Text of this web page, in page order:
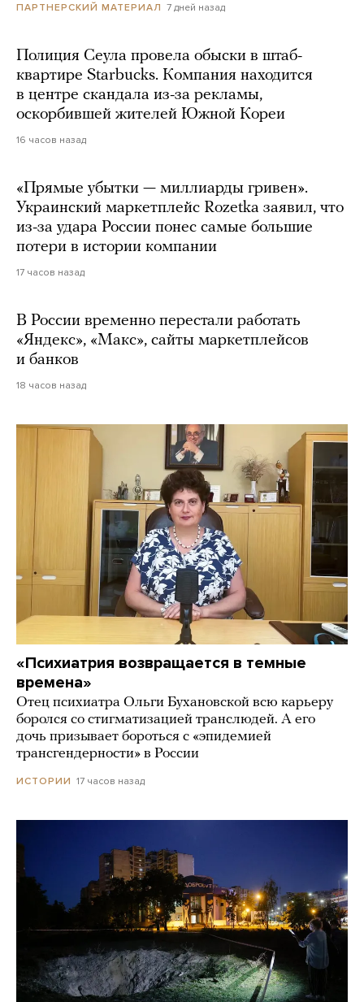
ПАРТНЕРСКИЙ МАТЕРИАЛ 7 дней назад
Полиция Сеула провела обыски в штаб-
квартире Starbucks. Компания находится
в центре скандала из-за рекламы,
оскорбившей жителей Южной Кореи
16 часов назад
«Прямые убытки — миллиарды гривен».
Украинский маркетплейс Rozetka заявил, что
из-за удара России понес самые большие
потери в истории компании
17 часов назад
В России временно перестали работать
«Яндекс», «Макс», сайты маркетплейсов
и банков
18 часов назад
«Психиатрия возвращается в темные
времена»
Отец психиатра Ольги Бухановской всю карьеру
боролся со стигматизацией транслюдей. А его
дочь призывает бороться с «эпидемией
трансгендерности» в России
ИСТОРИИ 17 часов назад